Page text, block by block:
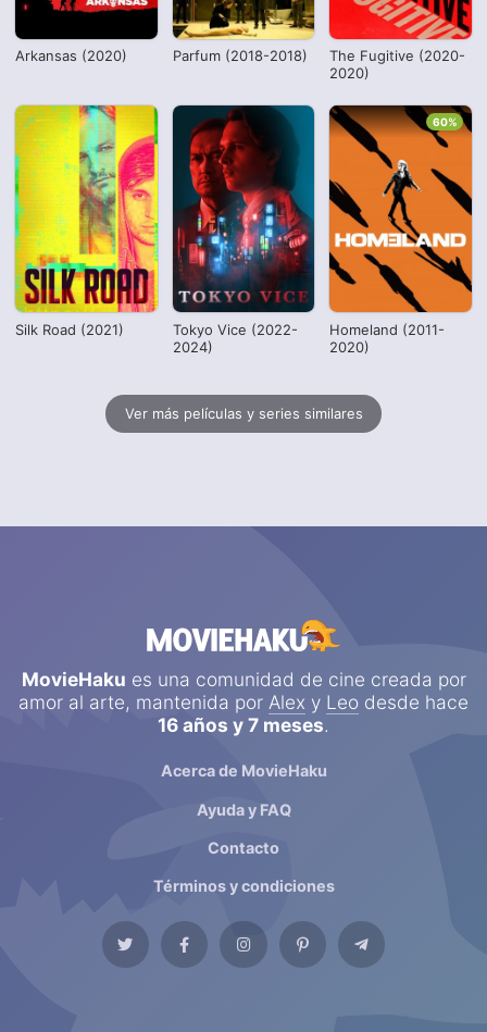
Arkansas (2020) Parfum (2018-2018)
The Fugitive (2020-
2020)
Silk Road (2021)
Tokyo Vice (2022-
2024)
Homeland (2011-
2020)
60%
Ver más películas y series similares
MovieHaku es una comunidad de cine creada por
amor al arte, mantenida por Alex y Leo desde hace
16 años y 7 meses.
Acerca de MovieHaku
Ayuda y FAQ
Contacto
Términos y condiciones